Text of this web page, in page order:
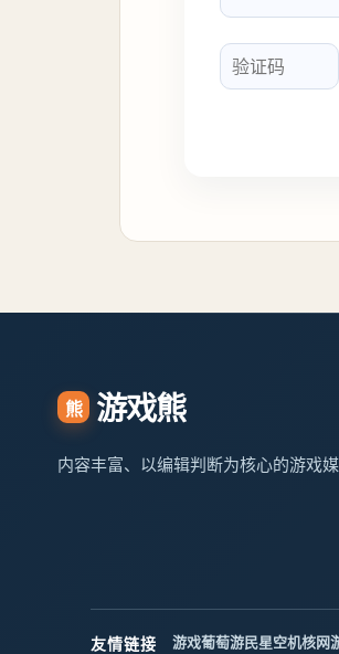
验证码
熊 游戏熊
内容丰富、以编辑判断为核心的游戏媒
友情链接 游戏葡萄游民星空机核网